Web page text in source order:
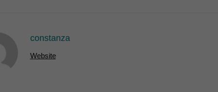
constanza
Website
Informationen anzeigen lassen und so nur bestimmte Cookies
grundlegende Funktionen und sind für die einwandfreie Funktion der